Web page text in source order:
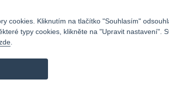
česká banka. Poskytuje účty bez poplatků a
cookies. Kliknutím na tlačítko "Souhlasím"
typy cookies, klikněte na "Upravit nastavení".